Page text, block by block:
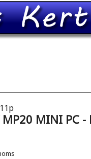
MP20 MINI PC